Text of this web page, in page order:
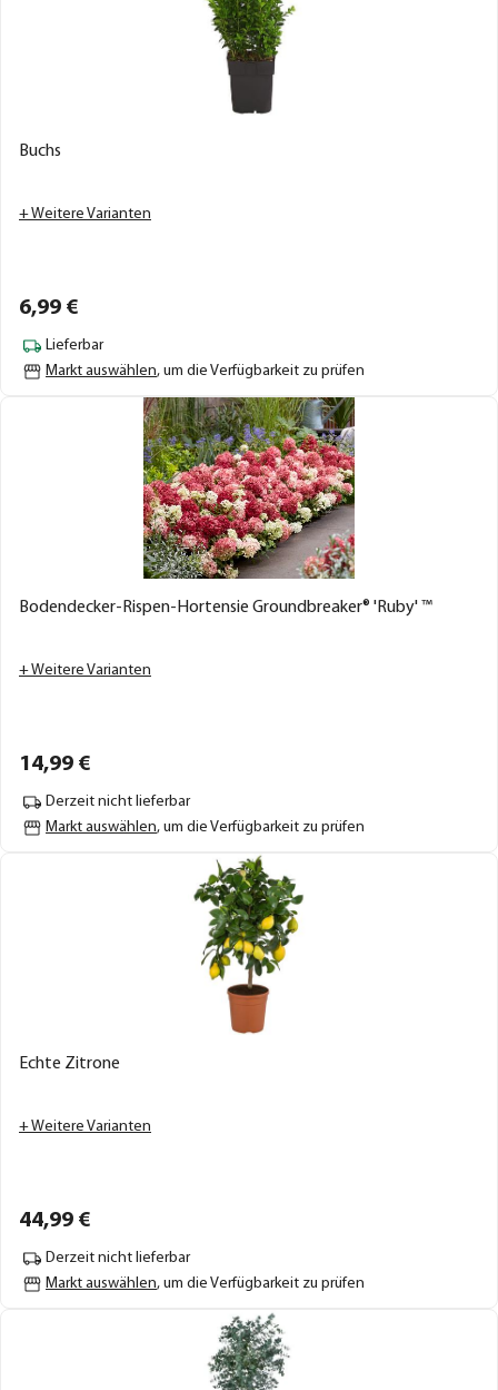
Buchs
+ Weitere Varianten
6,99 €
Lieferbar
Markt auswählen, um die Verfügbarkeit zu prüfen
Bodendecker-Rispen-Hortensie Groundbreaker® 'Ruby' ™
+ Weitere Varianten
14,99 €
Derzeit nicht lieferbar
Markt auswählen, um die Verfügbarkeit zu prüfen
Echte Zitrone
+ Weitere Varianten
44,99 €
Derzeit nicht lieferbar
Markt auswählen, um die Verfügbarkeit zu prüfen